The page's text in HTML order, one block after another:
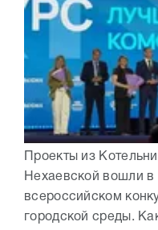
Проекты из
Нехаевской вошли в
всероссийском
городской среды.